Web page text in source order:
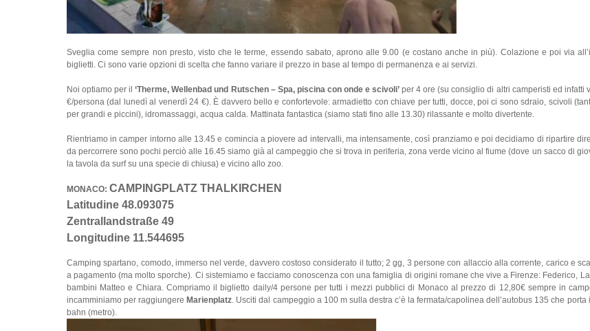
Sveglia come sempre non presto, visto che le terme, essendo sabato, aprono alle 9.00 (e costano anche in più). Colazione e poi via
biglietti. Ci sono varie opzioni di scelta che fanno variare il prezzo in base al tempo di permanenza e ai servizi.
Noi optiamo per il ‘Therme, Wellenbad und Rutschen – Spa, piscina con onde e scivoli’ per 4 ore (su consiglio di altri camperisti ed infatti
€/persona (dal lunedì al venerdì 24 €). È davvero bello e confortevole: armadietto con chiave per tutti, docce, poi ci sono sdraio, scivoli
per grandi e piccini), idromassaggi, acqua calda. Mattinata fantastica (siamo stati fino alle 13.30) rilassante e molto divertente.
Rientriamo in camper intorno alle 13.45 e comincia a piovere ad intervalli, ma intensamente, così pranziamo e poi decidiamo di ripartire
da percorrere sono pochi perciò alle 16.45 siamo già al campeggio che si trova in periferia, zona verde vicino al fiume (dove un sacco di
la tavola da surf su una specie di chiusa) e vicino allo zoo.
MONACO: CAMPINGPLATZ THALKIRCHEN
Latitudine 48.093075
Zentrallandstraße 49
Longitudine 11.544695
Camping spartano, comodo, immerso nel verde, davvero costoso considerato il tutto; 2 gg, 3 persone con allaccio alla corrente, carico e
a pagamento (ma molto sporche). Ci sistemiamo e facciamo conoscenza con una famiglia di origini romane che vive a Firenze: Federico,
bambini Matteo e Chiara. Compriamo il biglietto daily/4 persone per tutti i mezzi pubblici di Monaco al prezzo di 12,80€ sempre in
incamminiamo per raggiungere Marienplatz. Usciti dal campeggio a 100 m sulla destra c’è la fermata/capolinea dell’autobus 135 che porta
bahn (metro).